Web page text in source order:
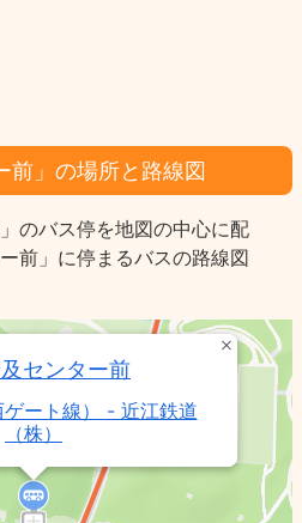
前」の場所と路線図
のバス停を地図の中心に配
前」に停まるバスの路線図
センター前
ート線） - 近江鉄道
（株）